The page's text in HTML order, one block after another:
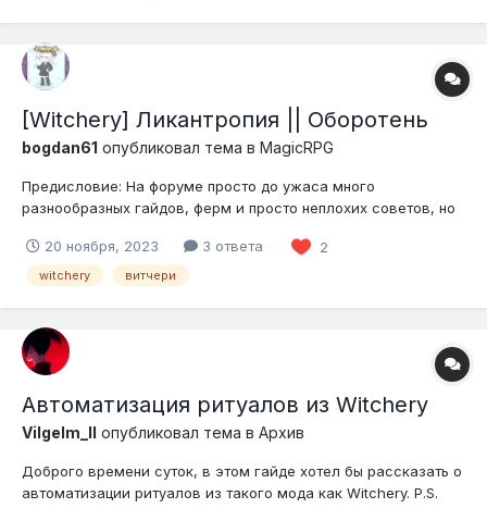
[Witchery] Ликантропия || Оборотень
bogdan61 опубликовал тема в MagicRPG
Предисловие: На форуме просто до ужаса много
разнообразных гайдов, ферм и просто неплохих советов, но
сбору шабаша Ритуал заражения ликантропией Прокачка
уровня оборотня Некоторые полезности...
20 ноября, 2023 3 ответа 2
witchery витчери
Автоматизация ритуалов из Witchery
Vilgelm_II опубликовал тема в Архив
Доброго времени суток, в этом гайде хотел бы рассказать о
автоматизации ритуалов из такого мода как Witchery. P.S.